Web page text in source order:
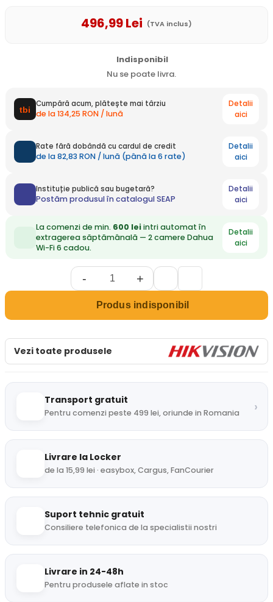
496,99Lei (TVA inclus)
Indisponibil
Nu se poate livra.
Cumpără acum, plătește mai târziu
de la 134,25 RON / lună
Detalii
aici
Rate fără dobândă cu cardul de credit
de la 82,83 RON / lună (până la 6 rate)
Detalii
aici
Instituție publică sau bugetară?
Postăm produsul în catalogul SEAP
Detalii
aici
La comenzi de min. 600 leiintri automat în
extragerea săptămânală — 2 camere Dahua
Wi-Fi 6 cadou.
Detalii
aici
- +
Produs indisponibil
Vezi toate produsele
Transport gratuit
Pentru comenzi peste 499 lei, oriunde in Romania ›
Livrare la Locker
de la 15,99 lei · easybox, Cargus, FanCourier
Suport tehnic gratuit
Consiliere telefonica de la specialistii nostri
Livrare in 24-48h
Pentru produsele aflate in stoc